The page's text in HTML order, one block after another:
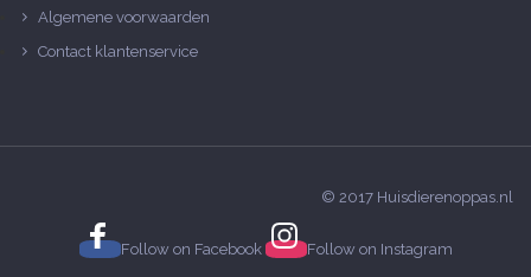
Algemene voorwaarden
Contact klantenservice
© 2017 Huisdierenoppas.nl
Follow on Facebook Follow on Instagram